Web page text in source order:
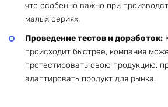
что особенно важно при
малых сериях.
Проведение тестов и доработок:
происходит быстрее, компания
протестировать свою продукцию,
адаптировать продукт для рынка.